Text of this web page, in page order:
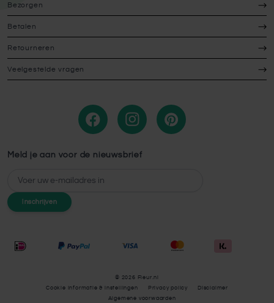
Bezorgen
Betalen
Retourneren
Veelgestelde vragen
Meld je aan voor de nieuwsbrief
E-mailadres
Inschrijven
© 2026 Fleur.nl
Cookie Informatie & instellingen
Privacy policy
Disclaimer
Algemene voorwaarden